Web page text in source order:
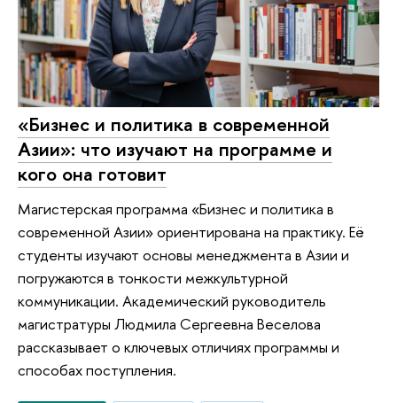
«Бизнес и политика в современной
Азии»: что изучают на программе и
кого она готовит
Магистерская программа «Бизнес и политика в
современной Азии» ориентирована на практику. Её
студенты изучают основы менеджмента в Азии и
погружаются в тонкости межкультурной
коммуникации. Академический руководитель
магистратуры Людмила Сергеевна Веселова
рассказывает о ключевых отличиях программы и
способах поступления.